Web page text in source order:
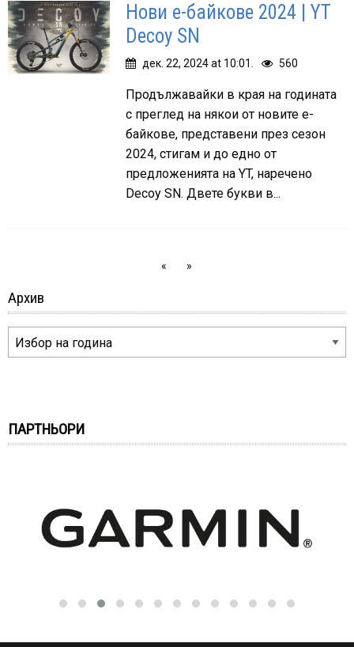
Нови е-байкове 2024 | YT
Decoy SN
дек. 22, 2024 at 10:01. 560
Продължавайки в края на годината
с преглед на някои от новите е-
байкове, представени през сезон
2024, стигам и до едно от
предложенията на YT, наречено
Decoy SN. Двете букви в...
« »
Архив
ПАРТНЬОРИ